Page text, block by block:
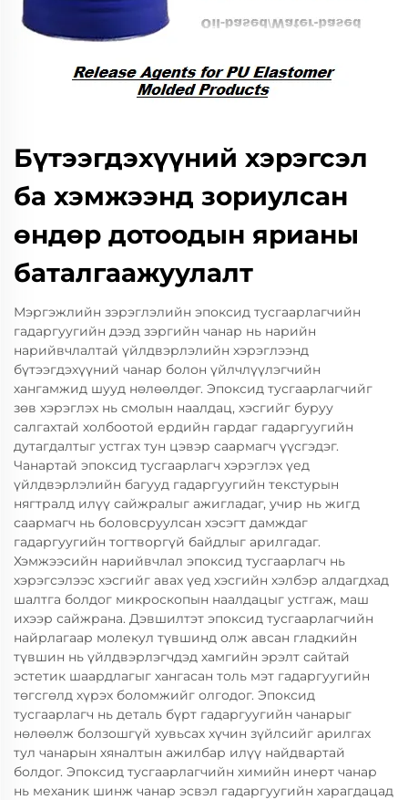
Бүтээгдэхүүний хэрэгсэл
ба хэмжээнд зориулсан
өндөр дотоодын ярианы
баталгаажуулалт
Мэргэжлийн зэрэглэлийн эпоксид тусгаарлагчийн
гадаргуугийн дээд зэргийн чанар нь нарийн
нарийвчлалтай үйлдвэрлэлийн хэрэглээнд
бүтээгдэхүүний чанар болон үйлчлүүлэгчийн
хангамжид шууд нөлөөлдөг. Эпоксид тусгаарлагчийг
зөв хэрэглэх нь смолын наалдац, хэсгийг буруу
салгахтай холбоотой ердийн гардаг гадаргуугийн
дутагдалтыг устгах тун цэвэр саармагч үүсгэдэг.
Чанартай эпоксид тусгаарлагч хэрэглэх үед
үйлдвэрлэлийн багууд гадаргуугийн текстурын
нягтралд илүү сайжралыг ажигладаг, учир нь жигд
саармагч нь боловсруулсан хэсэгт дамждаг
гадаргуугийн тогтворгүй байдлыг арилгадаг.
Хэмжээсийн нарийвчлал эпоксид тусгаарлагч нь
хэрэгсэлээс хэсгийг авах үед хэсгийн хэлбэр алдагдхад
шалтга болдог микроскопын наалдацыг устгаж, маш
ихээр сайжрана. Дэвшилтэт эпоксид тусгаарлагчийн
найрлагаар молекул түвшинд олж авсан гладкийн
түвшин нь үйлдвэрлэгчдэд хамгийн эрэлт сайтай
эстетик шаардлагыг хангасан толь мэт гадаргуугийн
төгсгөлд хүрэх боломжийг олгодог. Эпоксид
тусгаарлагч нь деталь бүрт гадаргуугийн чанарыг
нөлөөлж болзошгүй хувьсах хүчин зүйлсийг арилгах
тул чанарын хяналтын ажилбар илүү найдвартай
болдог. Эпоксид тусгаарлагчийн химийн инерт чанар
нь механик шинж чанар эсвэл гадаргуугийн харагдацад